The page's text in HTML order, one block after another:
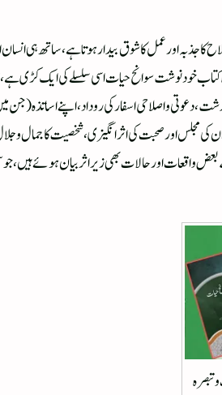
اور عمل کا شوق بیدار ہوتا ہے، ساتھ ہی
کتاب خود نوشت سوانح حیات اسی سلسلے کی ایک
دعوتی و اصلاحی اسفار کی روداد، اپنے
مجلس اور صحبت کی اثر انگیزی، شخصیت کا جمال و
واقعات اور حالات بھی زیر اثر بیان ہوئے ہیں،